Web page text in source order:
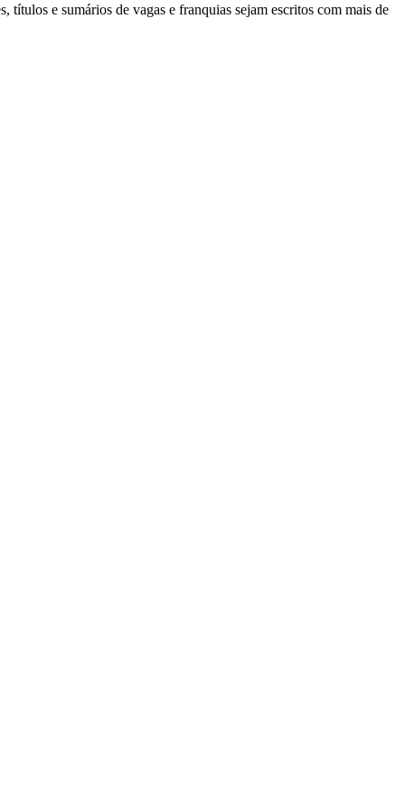
títulos e sumários de vagas e franquias sejam escritos com mais de